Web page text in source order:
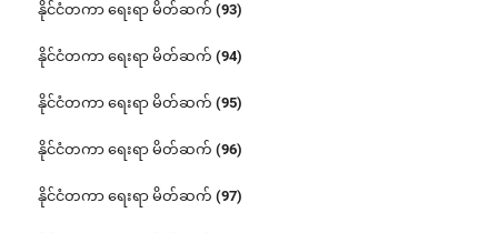
နိုင်ငံတကာ ရေးရာ မိတ်ဆက် (93)
နိုင်ငံတကာ ရေးရာ မိတ်ဆက် (94)
နိုင်ငံတကာ ရေးရာ မိတ်ဆက် (95)
နိုင်ငံတကာ ရေးရာ မိတ်ဆက် (96)
နိုင်ငံတကာ ရေးရာ မိတ်ဆက် (97)